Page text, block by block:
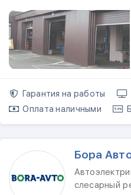
Гарантия на работы
Оплата наличными
Бора
слесарный